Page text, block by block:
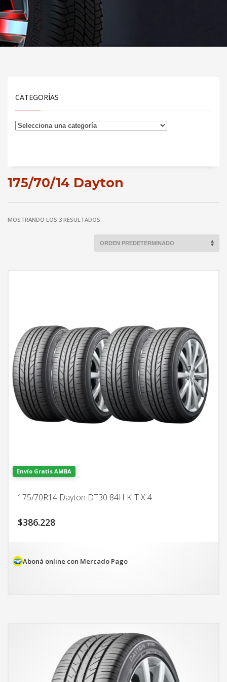
175/70/14 Dayton
MOSTRANDO LOS 3 RESULTADOS
Envío Gratis AMBA
175/70R14 Dayton DT30 84H KIT X 4
$386.228
Aboná online con Mercado Pago
CATEGORÍAS